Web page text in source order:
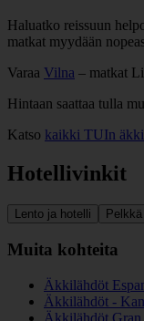
Haluatko reissuun
matkat myydään
Varaa Vilna – matkat
Hintaan saattaa tulla
Katso kaikki TUIn
Hotellivinkit
Lento ja hotelli
Muita kohteita
Äkkilähdöt
Äkkilähdöt -